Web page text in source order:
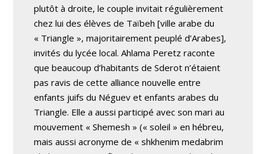
plutôt à droite, le couple invitait régulièrement
chez lui des élèves de Taïbeh [ville arabe du
« Triangle », majoritairement peuplé d’Arabes],
invités du lycée local. Ahlama Peretz raconte
que beaucoup d’habitants de Sderot n’étaient
pas ravis de cette alliance nouvelle entre
enfants juifs du Néguev et enfants arabes du
Triangle. Elle a aussi participé avec son mari au
mouvement « Shemesh » (« soleil » en hébreu,
mais aussi acronyme de « shkhenim medabrim